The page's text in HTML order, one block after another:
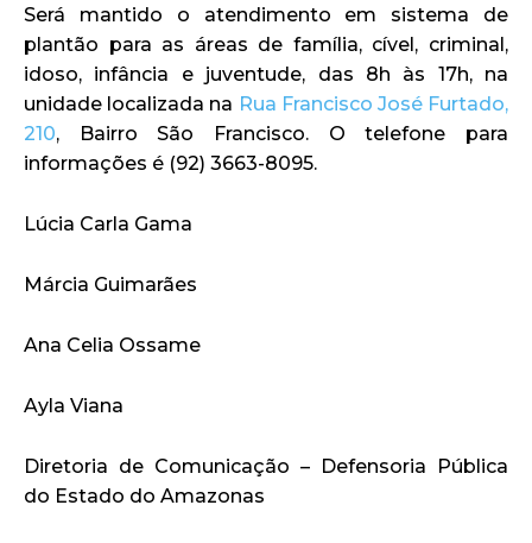
Será mantido o atendimento em sistema de
plantão para as áreas de família, cível, criminal,
idoso, infância e juventude, das 8h às 17h, na
unidade localizada na Rua Francisco José Furtado,
210, Bairro São Francisco. O telefone para
informações é (92) 3663-8095.
Lúcia Carla Gama
Márcia Guimarães
Ana Celia Ossame
Ayla Viana
Diretoria de Comunicação – Defensoria Pública
do Estado do Amazonas